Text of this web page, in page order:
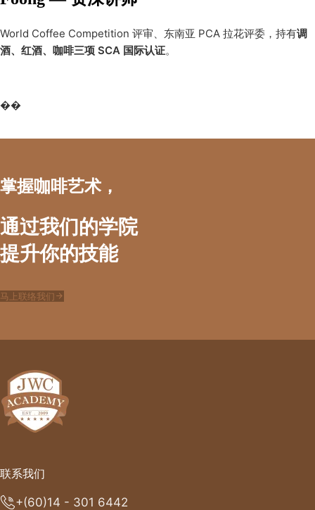
World Coffee Competition 评审、东南亚 PCA 拉花评委，持有调
酒、红酒、咖啡三项 SCA 国际认证。
��
掌握咖啡艺术，
通过我们的学院
提升你的技能
马上联络我们
联系我们
+(60)14 - 301 6442